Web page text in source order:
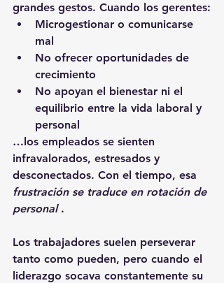
grandes gestos. Cuando los gerentes:
Microgestionar o comunicarse
mal
No ofrecer oportunidades de
crecimiento
No apoyan el bienestar ni el
equilibrio entre la vida laboral y
personal
…los empleados se sienten
infravalorados, estresados y
desconectados. Con el tiempo, esa
frustración se traduce en rotación de
personal .
Los trabajadores suelen perseverar
tanto como pueden, pero cuando el
liderazgo socava constantemente su